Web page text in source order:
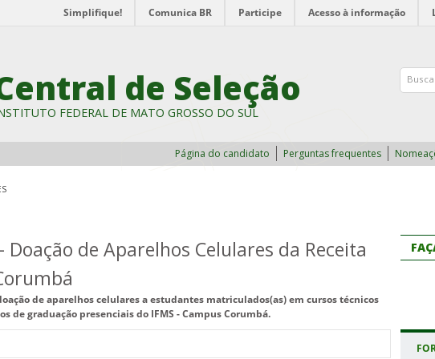
Simplifique! Comunica BR Participe Acesso à informação
de Seleção
FEDERAL DE MATO GROSSO DO SUL
Página do candidato Perguntas frequentes
Doação de Aparelhos Celulares da Receita
de aparelhos celulares a estudantes matriculados(as) em cursos técnicos
de graduação presenciais do IFMS - Campus Corumbá.